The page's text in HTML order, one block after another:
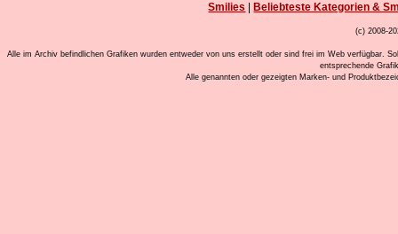
Smilies Beliebteste Kategorien &
(c) 2008-
Alle im Archiv befindlichen Grafiken wurden entweder von uns erstellt oder sind frei im Web verfügbar.
entsprechende
Alle genannten oder gezeigten Marken- und